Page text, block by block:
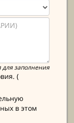
для заполнения
(
в этом